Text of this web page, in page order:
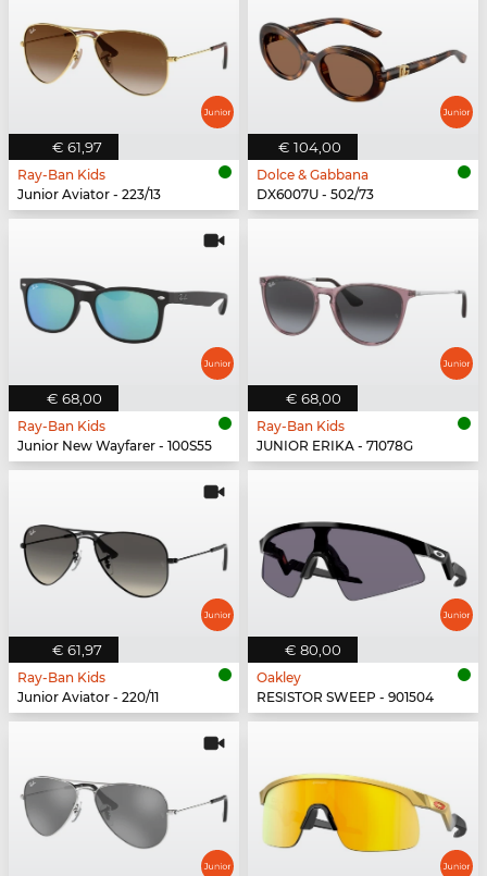
€ 61,97
Ray-Ban Kids
Junior Aviator - 223/13
€ 104,00
Dolce & Gabbana
DX6007U - 502/73
€ 68,00
Ray-Ban Kids
Junior New Wayfarer - 100S55
€ 68,00
Ray-Ban Kids
JUNIOR ERIKA - 71078G
€ 61,97
Ray-Ban Kids
Junior Aviator - 220/11
€ 80,00
Oakley
RESISTOR SWEEP - 901504